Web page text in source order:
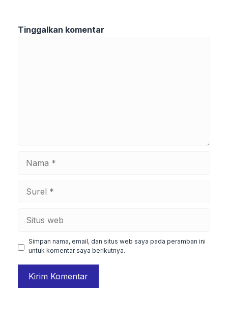
Tinggalkan komentar
Simpan nama, email, dan situs web saya pada peramban ini
untuk komentar saya berikutnya.